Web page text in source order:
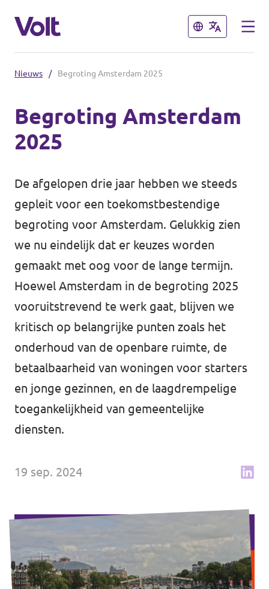
Sluiten
Nederlands
Volt afdelingen dichtbij
Volt Nederland
Volt Noord-Holland
↗️ Overzicht alle Nederlandse afdelingen
Sluiten
Standpunten
Over Volt
Mensen
Nieuws
Agenda
Verkiezingsprogramma
Word lid
Wat we doen
Doe mee
Nieuws / Begroting Amsterdam 2025
Begroting Amsterdam
2025
De afgelopen drie jaar hebben we steeds
gepleit voor een toekomstbestendige
begroting voor Amsterdam. Gelukkig zien
we nu eindelijk dat er keuzes worden
gemaakt met oog voor de lange termijn.
Hoewel Amsterdam in de begroting 2025
vooruitstrevend te werk gaat, blijven we
kritisch op belangrijke punten zoals het
onderhoud van de openbare ruimte, de
betaalbaarheid van woningen voor starters
en jonge gezinnen, en de laagdrempelige
toegankelijkheid van gemeentelijke
diensten.
19 sep. 2024